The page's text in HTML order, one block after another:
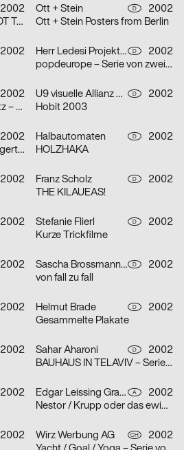
2002
COEXISTENCE : BI OR NOT TO BE
Ott + Stein D
2002
Ott + Stein Posters from Berlin
2002
Herr Ledesi Projekt- und Werbeagentur D
2002
popdeurope – Serie von zwei Plakaten
2002
Fette Engel über Chemnitz – Serie von vier Plakaten
U9 visuelle Allianz GmbH D
2002
Hobit 2003
2002
eröffnung museum franz gertsch
Halbautomaten D
2002
HOLZHAKA
2002
Franz Scholz D
2002
THE KILAUEAS!
2002
Stefanie Flierl D
2002
Kurze Trickfilme
2002
Sascha Brossmann, Heike Grebin, Nina Lehmann D
2002
von fall zu fall
2002
Helmut Brade D
2002
Gesammelte Plakate
2002
Sahar Aharoni D
2002
BAUHAUS IN TELAVIV – Serie von drei Plakaten
2002
Edgar Leissing Grafik Design A
2002
Nestor / Krupp oder das ewige Leben / Hartes Herz – Serie von drei Plakaten
2002
Wirz Werbung AG CH
2002